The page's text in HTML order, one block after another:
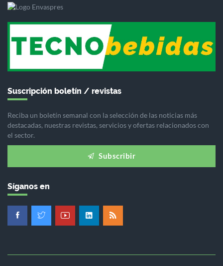
Suscripción boletín / revistas
Reciba un boletín semanal con la selección de las noticias más
destacadas, nuestras revistas, servicios y ofertas relacionados con
el sector.
Subscribir
Síganos en